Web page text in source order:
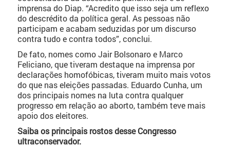
imprensa do Diap. “Acredito que isso seja um reflexo
do descrédito da política geral. As pessoas não
participam e acabam seduzidas por um discurso
contra tudo e contra todos”, conclui.
De fato, nomes como Jair Bolsonaro e Marco
Feliciano, que tiveram destaque na imprensa por
declarações homofóbicas, tiveram muito mais votos
do que nas eleições passadas. Eduardo Cunha, um
dos principais nomes na luta contra qualquer
progresso em relação ao aborto, também teve mais
apoio dos eleitores.
Saiba os principais rostos desse Congresso
ultraconservador.